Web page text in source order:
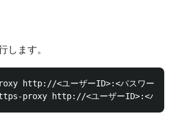
します。
http://<ユーザーID>:<パスワード